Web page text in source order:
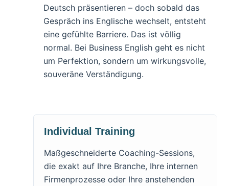
Deutsch präsentieren – doch sobald das
Gespräch ins Englische wechselt, entsteht
eine gefühlte Barriere. Das ist völlig
normal. Bei Business English geht es nicht
um Perfektion, sondern um wirkungsvolle,
souveräne Verständigung.
Individual Training
Maßgeschneiderte Coaching-Sessions,
die exakt auf Ihre Branche, Ihre internen
Firmenprozesse oder Ihre anstehenden